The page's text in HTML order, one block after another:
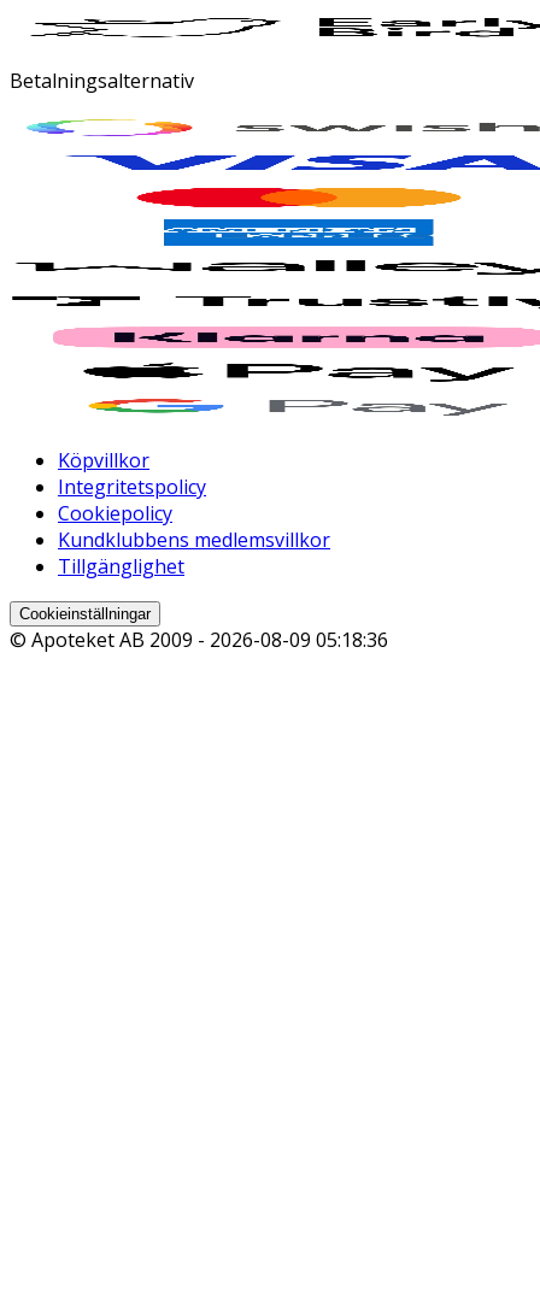
Betalningsalternativ
Köpvillkor
Integritetspolicy
Cookiepolicy
Kundklubbens medlemsvillkor
Tillgänglighet
Cookieinställningar
© Apoteket AB 2009 - 2026-08-09 05:18:36